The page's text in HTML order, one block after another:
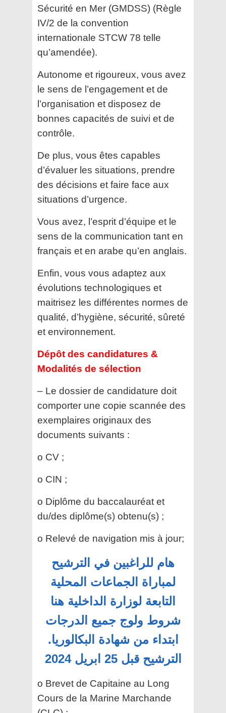
Sécurité en Mer (GMDSS) (Règle
IV/2 de la convention
internationale STCW 78 telle
qu’amendée).
Autonome et rigoureux, vous avez
le sens de l’engagement et de
l’organisation et disposez de
bonnes capacités de suivi et de
contrôle.
De plus, vous êtes capables
d’évaluer les situations, prendre
des décisions et faire face aux
situations d’urgence.
Vous avez, l’esprit d’équipe et le
sens de la communication tant en
français et en arabe qu’en anglais.
Enfin, vous vous adaptez aux
évolutions technologiques et
maitrisez les différentes normes de
qualité, d’hygiène, sécurité, sûreté
et environnement.
Dépôt des candidatures &
Modalités de sélection
– Le dossier de candidature doit
comporter une copie scannée des
exemplaires originaux des
documents suivants :
o CV ;
o CIN ;
o Diplôme du baccalauréat et
du/des diplôme(s) obtenu(s) ;
o Relevé de navigation mis à jour;
هام للراغبين في الترشيح
لمباراة الجماعات المحلية
التابعة لوزارة الداخلية هنا
شروط ولوج جميع الدرجات
ابتداء من شهادة البكالوريا.
الترشيح قبل 25 ابريل 2024
o Brevet de Capitaine au Long
Cours de la Marine Marchande